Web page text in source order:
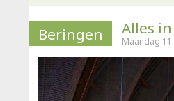
Beringen Alles
Maandag